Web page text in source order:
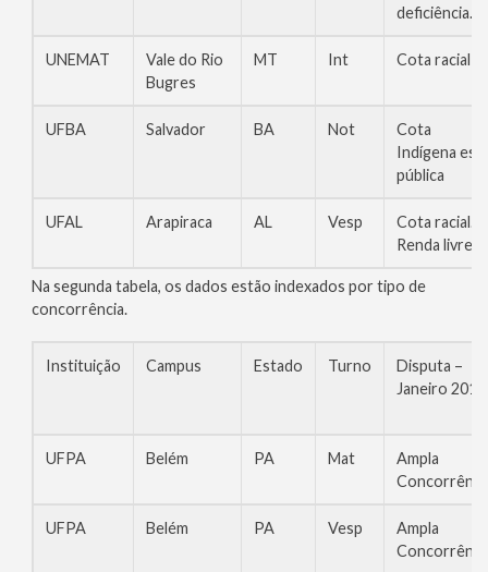
deficiência.
UNEMAT
Vale do Rio
Bugres
MT Int Cota racial
UFBA Salvador BA Not
Cota
Indígena
pública
UFAL Arapiraca AL Vesp
Cota racial.
Renda livre
Na segunda tabela, os dados estão indexados por tipo de
concorrência.
Instituição Campus Estado Turno
Disputa –
Janeiro 2014
UFPA Belém PA Mat
Ampla
UFPA Belém PA Vesp
Ampla